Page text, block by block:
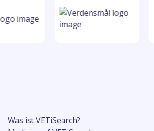
Was ist VETiSearch?